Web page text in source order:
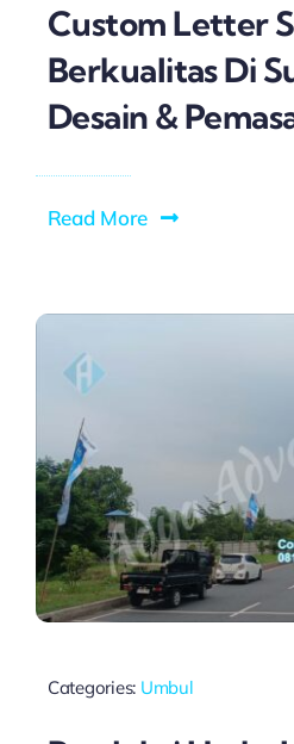
Custom Letter
Berkualitas Di
Desain &
Read More
Categories: Umbul